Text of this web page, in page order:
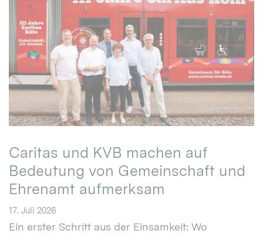
Caritas und KVB machen auf
Bedeutung von Gemeinschaft und
Ehrenamt aufmerksam
17. Juli 2026
Ein erster Schritt aus der Einsamkeit: Wo